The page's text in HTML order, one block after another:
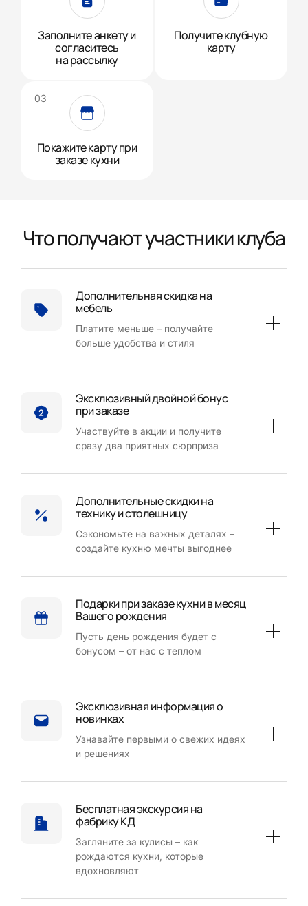
Заполните анкету и
согласитесь
на рассылку
Получите клубную
карту
Покажите карту при
заказе кухни
Что получают участники клуба
Дополнительная скидка на
мебель
Платите меньше – получайте
больше удобства и стиля
Эксклюзивный двойной бонус
при заказе
Участвуйте в акции и получите
сразу два приятных сюрприза
Дополнительные скидки на
технику и столешницу
Сэкономьте на важных деталях –
создайте кухню мечты выгоднее
Подарки при заказе кухни в месяц
Вашего рождения
Пусть день рождения будет с
бонусом – от нас с теплом
Эксклюзивная информация о
новинках
Узнавайте первыми о свежих идеях
и решениях
Бесплатная экскурсия на
фабрику КД
Загляните за кулисы – как
рождаются кухни, которые
вдохновляют